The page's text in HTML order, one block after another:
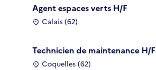
Agent espaces verts H/F
Calais (62)
Technicien de maintenance H/F
Coquelles (62)